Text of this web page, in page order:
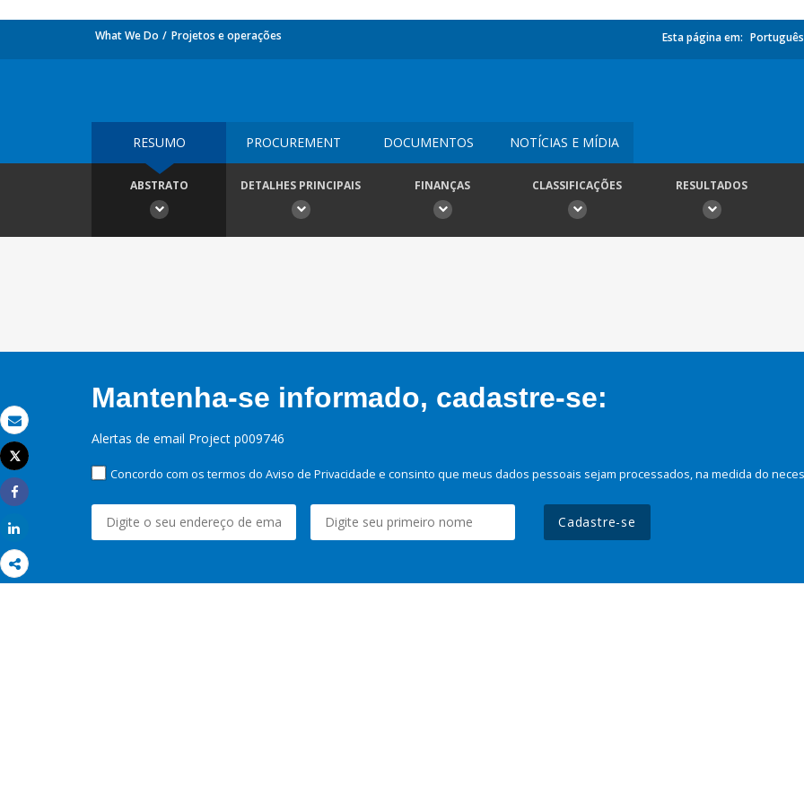
Email
Imprimir
Tweet
Share
What We Do Projetos e operações Esta página em: Português
RESUMO PROCUREMENT DOCUMENTOS NOTÍCIAS E MÍDIA
ABSTRATO DETALHES PRINCIPAIS FINANÇAS CLASSIFICAÇÕES RESULTADOS
Mantenha-se informado, cadastre-se:
Alertas de email Project p009746
Concordo com os termos do Aviso de Privacidade e consinto que meus dados pessoais sejam processados, na medida do
Cadastre-se